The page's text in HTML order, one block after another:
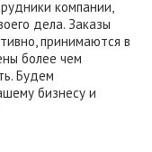
компании,
дела. Заказы
принимаются в
более чем
Будем
бизнесу и